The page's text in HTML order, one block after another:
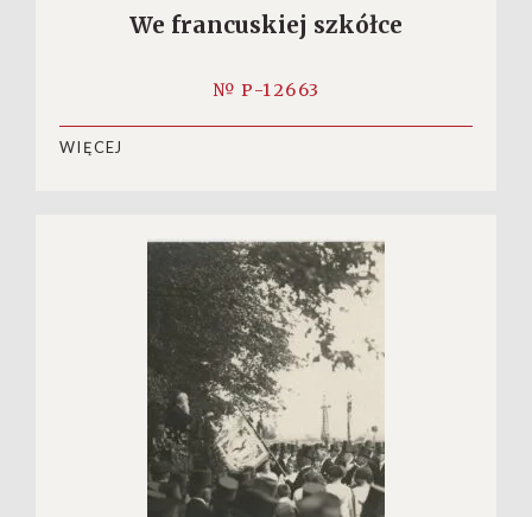
We francuskiej szkółce
№ P-12663
WIĘCEJ